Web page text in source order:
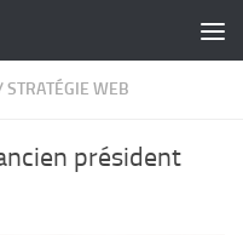
STRATÉGIE WEB
président